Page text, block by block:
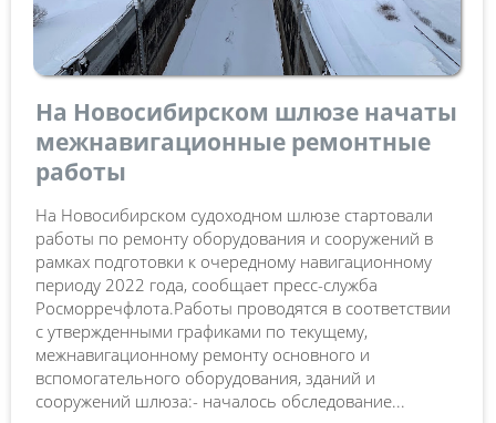
На Новосибирском шлюзе начаты
межнавигационные ремонтные
работы
На Новосибирском судоходном шлюзе стартовали
работы по ремонту оборудования и сооружений в
рамках подготовки к очередному навигационному
периоду 2022 года, сообщает пресс-служба
Росморречфлота.Работы проводятся в соответствии
с утвержденными графиками по текущему,
межнавигационному ремонту основного и
вспомогательного оборудования, зданий и
сооружений шлюза:- началось обследование...